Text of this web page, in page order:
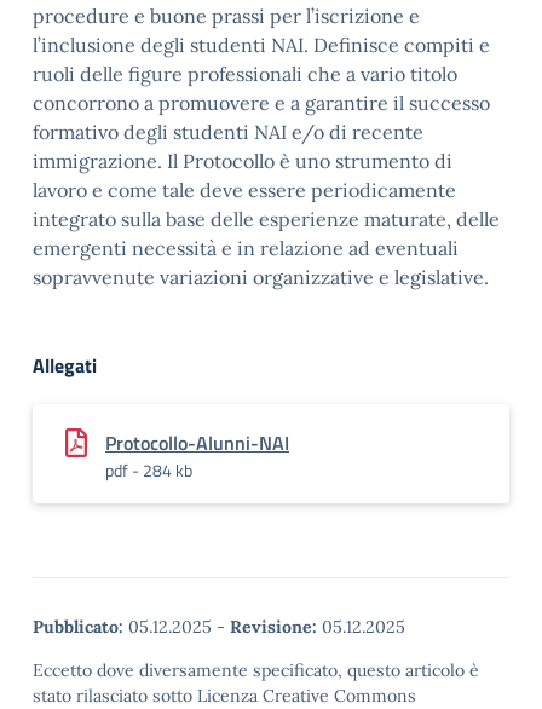
procedure e buone prassi per l’iscrizione e
l’inclusione degli studenti NAI. Definisce compiti e
ruoli delle figure professionali che a vario titolo
concorrono a promuovere e a garantire il successo
formativo degli studenti NAI e/o di recente
immigrazione. Il Protocollo è uno strumento di
lavoro e come tale deve essere periodicamente
integrato sulla base delle esperienze maturate, delle
emergenti necessità e in relazione ad eventuali
sopravvenute variazioni organizzative e legislative.
Allegati
Protocollo-Alunni-NAI
pdf - 284 kb
Pubblicato: 05.12.2025 - Revisione: 05.12.2025
Eccetto dove diversamente specificato, questo articolo è
stato rilasciato sotto Licenza Creative Commons